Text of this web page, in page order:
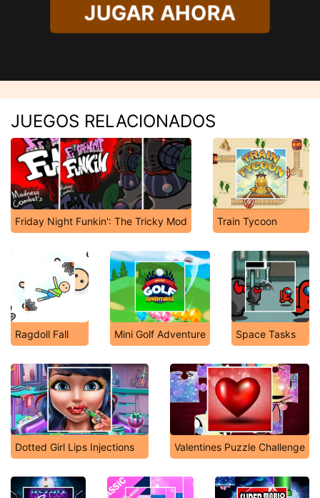
JUGAR AHORA
JUEGOS RELACIONADOS
Friday Night Funkin': The Tricky Mod Train Tycoon
Ragdoll Fall Mini Golf Adventure Space Tasks
Dotted Girl Lips Injections Valentines Puzzle Challenge